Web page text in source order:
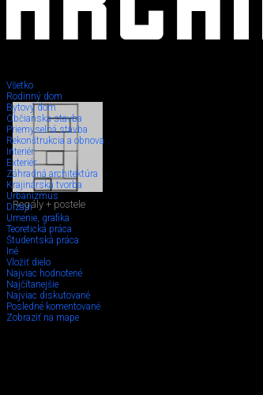
Všetko
Rodinný dom
Bytový dom
Občianska stavba
Priemyselná stavba
Rekonštrukcia a obnova
Interiér
Exteriér
Záhradná architektúra
Krajinárska tvorba
Urbanizmus
Dizajn
Umenie, grafika
Teoretická práca
Študentská práca
Iné
Vložiť dielo
Najviac hodnotené
Najčítanejšie
Najviac diskutované
Posledné komentované
Zobraziť na mape
Regály + postele